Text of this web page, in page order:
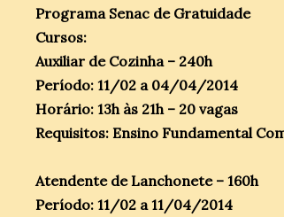
Programa Senac de Gratuidade
Cursos:
Auxiliar de Cozinha – 240h
Período: 11/02 a 04/04/2014
Horário: 13h às 21h – 20 vagas
Requisitos: Ensino Fundamental
Atendente de Lanchonete – 160h
Período: 11/02 a 11/04/2014